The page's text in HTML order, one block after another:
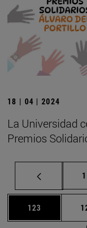
18 | 04 | 2024
La Universidad
Premios
1
Página
123